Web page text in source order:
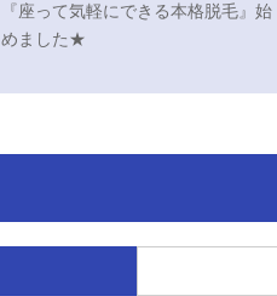
『座って気軽にできる本格脱毛』始
めました★